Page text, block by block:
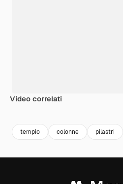
Video correlati
tempio colonne pilastri